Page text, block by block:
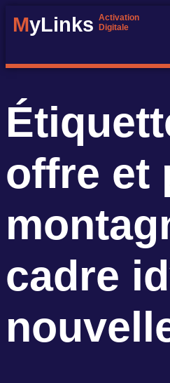
MyLinks Activation
Digitale
offre et
cadre